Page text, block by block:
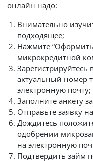
онлайн надо:
Внимательно
подходящее;
Нажмите “Оформить
микрокредитной
Зарегистрируйтесь
актуальный номер
электронную почту;
Заполните анкету
Отправьте заявку
Дождитесь
одобрении
на электронную
Подтвердить займ